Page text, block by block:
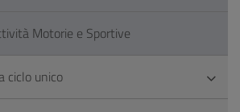
Motorie e Sportive
ciclo unico